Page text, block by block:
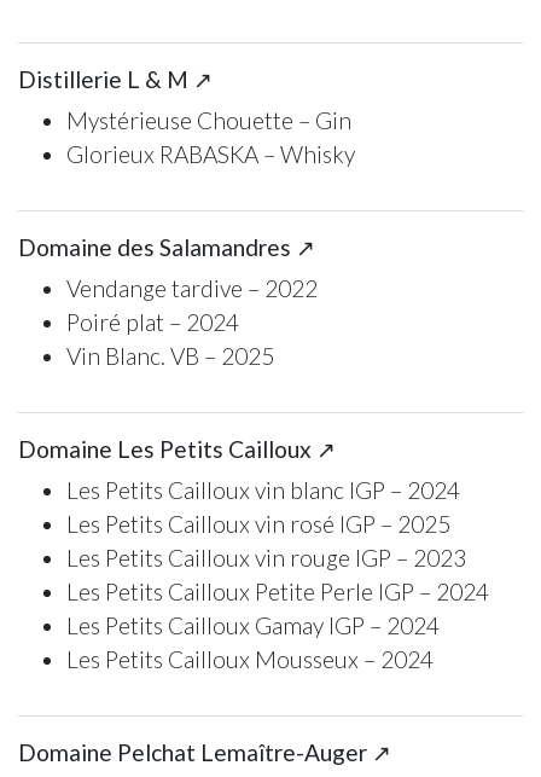
Distillerie L & M ↗
Mystérieuse Chouette – Gin
Glorieux RABASKA – Whisky
Domaine des Salamandres ↗
Vendange tardive – 2022
Poiré plat – 2024
Vin Blanc. VB – 2025
Domaine Les Petits Cailloux ↗
Les Petits Cailloux vin blanc IGP – 2024
Les Petits Cailloux vin rosé IGP – 2025
Les Petits Cailloux vin rouge IGP – 2023
Les Petits Cailloux Petite Perle IGP – 2024
Les Petits Cailloux Gamay IGP – 2024
Les Petits Cailloux Mousseux – 2024
Domaine Pelchat Lemaître-Auger ↗